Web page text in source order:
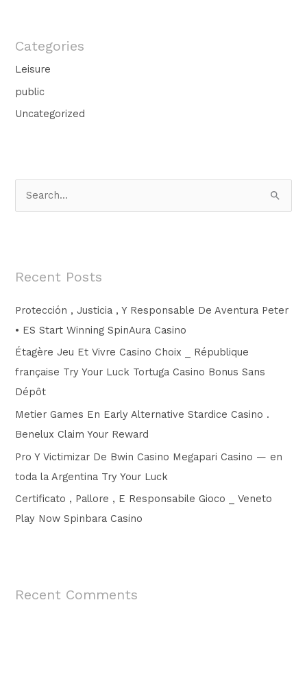
Categories
Leisure
public
Uncategorized
f
o
r
:
Recent Posts
Protección , Justicia , Y Responsable De Aventura Peter
• ES Start Winning SpinAura Casino
Étagère Jeu Et Vivre Casino Choix _ République
française Try Your Luck Tortuga Casino Bonus Sans
Dépôt
Metier Games En Early Alternative Stardice Casino .
Benelux Claim Your Reward
Pro Y Victimizar De Bwin Casino Megapari Casino — en
toda la Argentina Try Your Luck
Certificato , Pallore , E Responsabile Gioco _ Veneto
Play Now Spinbara Casino
Recent Comments